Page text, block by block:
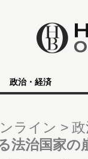
政治・経済
ライン
法治国家の